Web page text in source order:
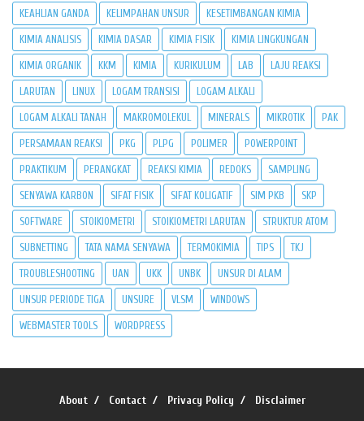
KEAHLIAN GANDA KELIMPAHAN UNSUR KESETIMBANGAN KIMIA
KIMIA ANALISIS KIMIA DASAR KIMIA FISIK KIMIA LINGKUNGAN
KIMIA ORGANIK KKM KIMIA KURIKULUM LAB LAJU REAKSI
LARUTAN LINUX LOGAM TRANSISI LOGAM ALKALI
LOGAM ALKALI TANAH MAKROMOLEKUL MINERALS MIKROTIK PAK
PERSAMAAN REAKSI PKG PLPG POLIMER POWERPOINT
PRAKTIKUM PERANGKAT REAKSI KIMIA REDOKS SAMPLING
SENYAWA KARBON SIFAT FISIK SIFAT KOLIGATIF SIM PKB SKP
SOFTWARE STOIKIOMETRI STOIKIOMETRI LARUTAN STRUKTUR ATOM
SUBNETTING TATA NAMA SENYAWA TERMOKIMIA TIPS TKJ
TROUBLESHOOTING UAN UKK UNBK UNSUR DI ALAM
UNSUR PERIODE TIGA UNSURE VLSM WINDOWS
WEBMASTER TOOLS WORDPRESS
About Contact Privacy Policy Disclaimer